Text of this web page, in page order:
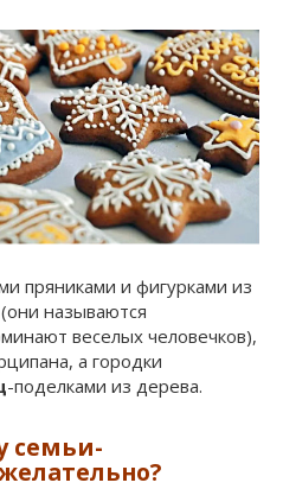
пряниками и фигурками из
называются
веселых человечков),
а городки
-поделками из дерева.
семьи-